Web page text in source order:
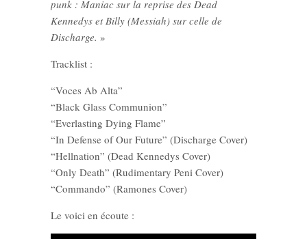
punk : Maniac sur la reprise des Dead
Kennedys et Billy (Messiah) sur celle de
Discharge. »
Tracklist :
“Voces Ab Alta”
“Black Glass Communion”
“Everlasting Dying Flame”
“In Defense of Our Future” (Discharge Cover)
“Hellnation” (Dead Kennedys Cover)
“Only Death” (Rudimentary Peni Cover)
“Commando” (Ramones Cover)
Le voici en écoute :